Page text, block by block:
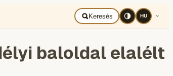
Keresés HU
baloldal elalélt